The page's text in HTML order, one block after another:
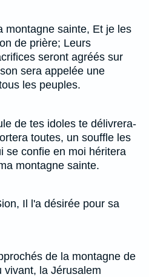
montagne sainte, Et je les
de prière; Leurs
seront agréés sur
sera appelée une
les peuples.
de tes idoles te délivrera-
toutes, un souffle les
se confie en moi héritera
montagne sainte.
Il l'a désirée pour sa
de la montagne de
vivant, la Jérusalem